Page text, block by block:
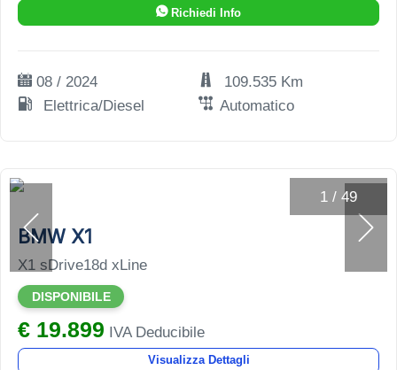
Richiedi Info
08 / 2024
109.535 Km
Elettrica/Diesel
Automatico
1 / 49
BMW X1
X1 sDrive18d xLine
DISPONIBILE
€ 19.899 IVA Deducibile
Visualizza Dettagli